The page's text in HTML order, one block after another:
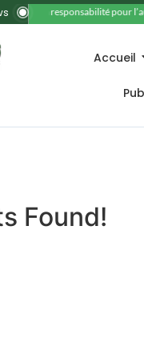
11. La responsabilité pour
Accueil
Found!